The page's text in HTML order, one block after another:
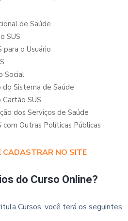
de Saúde
SUS
para o Usuário
Social
do Sistema de Saúde
SUS
dos Serviços de Saúde
Outras Políticas Públicas
CADASTRAR NO SITE
do Curso Online?
Cursos, você terá os seguintes